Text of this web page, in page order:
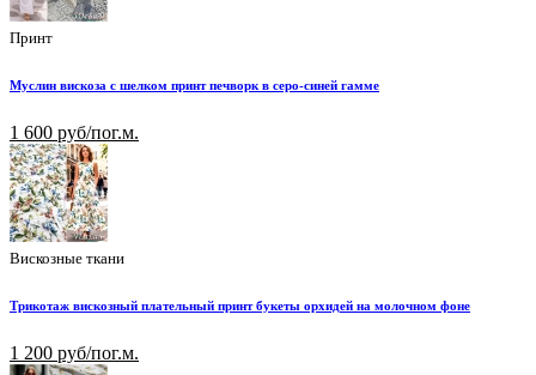
Принт
Муслин вискоза с шелком принт печворк в серо-синей гамме
1 600 руб/пог.м.
Вискозные ткани
Трикотаж вискозный плательный принт букеты орхидей на молочном фоне
1 200 руб/пог.м.